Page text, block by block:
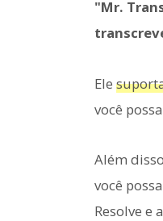
"Mr.
Ele
você
Além
você
Resolve e